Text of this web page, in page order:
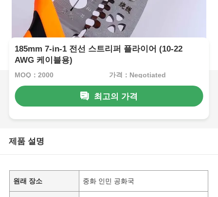
185mm 7-in-1 전선 스트리퍼 플라이어 (10-22
AWG 케이블용)
MOQ：2000 가격：Negotiated
최고의 가격
제품 설명
원래 장소 중화 인민 공화국